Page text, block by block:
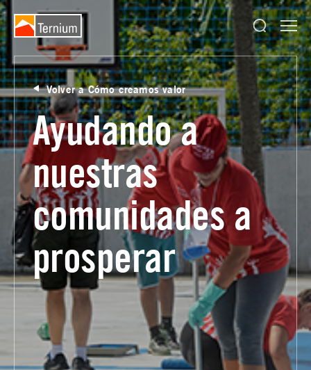
Volver a Cómo creamos valor
Ayudando a
nuestras
comunidades a
prosperar